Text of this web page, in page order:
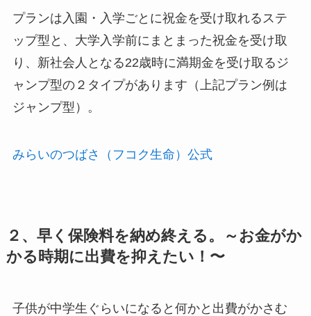
プランは入園・入学ごとに祝金を受け取れるステ
ップ型と、大学入学前にまとまった祝金を受け取
り、新社会人となる22歳時に満期金を受け取るジ
ャンプ型の２タイプがあります（上記プラン例は
ジャンプ型）。
みらいのつばさ（フコク生命）公式
２、早く保険料を納め終える。～お金がか
かる時期に出費を抑えたい！〜
子供が中学生ぐらいになると何かと出費がかさむ